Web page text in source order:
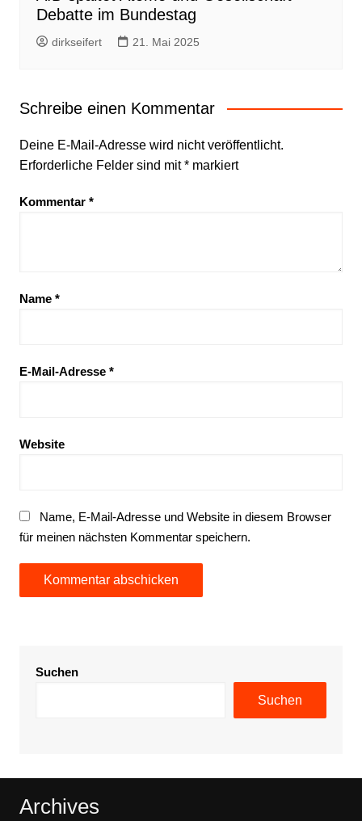
Debatte im Bundestag
dirkseifert 21. Mai 2025
Schreibe einen Kommentar
Deine E-Mail-Adresse wird nicht veröffentlicht.
Erforderliche Felder sind mit*markiert
Kommentar *
Name *
E-Mail-Adresse *
Website
Name, E-Mail-Adresse und Website in diesem Browser
für meinen nächsten Kommentar speichern.
Suchen
Suchen
Archives